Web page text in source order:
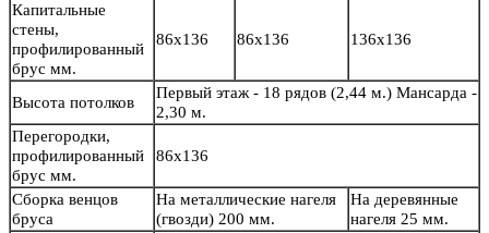
Капитальные
стены,
профилированный
брус мм.
86х136 86х136 136х136
Высота потолков
Первый этаж - 18 рядов (2,44 м.) Мансарда -
2,30 м.
Перегородки,
профилированный
брус мм.
86х136
Сборка венцов
бруса
На металлические нагеля
(гвозди) 200 мм.
На деревянные
нагеля 25 мм.